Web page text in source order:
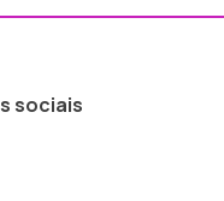
sociais
ao